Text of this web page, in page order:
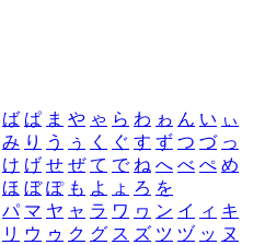
ば ぱ ま や ゃ ら わ ゎ ん い ぃ
み り う ぅ く ぐ す ず つ づ っ
け げ せ ぜ て で ね へ べ ぺ め
ほ ぼ ぽ も よ ょ ろ を
パ マ ヤ ャ ラ ワ ヮ ン イ ィ キ
リ ウ ゥ ク グ ス ズ ツ ヅ ッ ヌ